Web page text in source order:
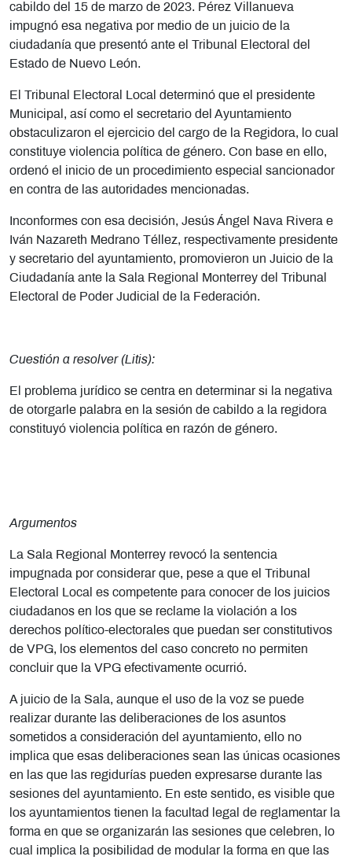
cabildo del 15 de marzo de 2023. Pérez Villanueva
impugnó esa negativa por medio de un juicio de la
ciudadanía que presentó ante el Tribunal Electoral del
Estado de Nuevo León.
El Tribunal Electoral Local determinó que el presidente
Municipal, así como el secretario del Ayuntamiento
obstaculizaron el ejercicio del cargo de la Regidora, lo cual
constituye violencia política de género. Con base en ello,
ordenó el inicio de un procedimiento especial sancionador
en contra de las autoridades mencionadas.
Inconformes con esa decisión, Jesús Ángel Nava Rivera e
Iván Nazareth Medrano Téllez, respectivamente presidente
y secretario del ayuntamiento, promovieron un Juicio de la
Ciudadanía ante la Sala Regional Monterrey del Tribunal
Electoral de Poder Judicial de la Federación.
Cuestión a resolver (Litis):
El problema jurídico se centra en determinar si la negativa
de otorgarle palabra en la sesión de cabildo a la regidora
constituyó violencia política en razón de género.
Argumentos
La Sala Regional Monterrey revocó la sentencia
impugnada por considerar que, pese a que el Tribunal
Electoral Local es competente para conocer de los juicios
ciudadanos en los que se reclame la violación a los
derechos político-electorales que puedan ser constitutivos
de VPG, los elementos del caso concreto no permiten
concluir que la VPG efectivamente ocurrió.
A juicio de la Sala, aunque el uso de la voz se puede
realizar durante las deliberaciones de los asuntos
sometidos a consideración del ayuntamiento, ello no
implica que esas deliberaciones sean las únicas ocasiones
en las que las regidurías pueden expresarse durante las
sesiones del ayuntamiento. En este sentido, es visible que
los ayuntamientos tienen la facultad legal de reglamentar la
forma en que se organizarán las sesiones que celebren, lo
cual implica la posibilidad de modular la forma en que las